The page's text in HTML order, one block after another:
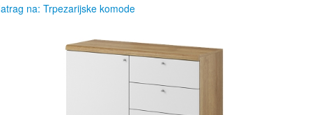
na: Trpezarijske komode